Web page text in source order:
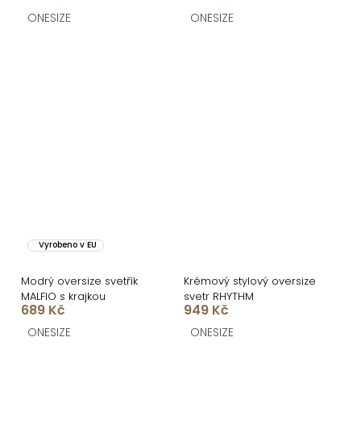
ONESIZE ONESIZE
Vyrobeno v EU
Modrý oversize svetřík
MALFIO s krajkou
689 Kč
ONESIZE
Krémový stylový oversize
svetr RHYTHM
949 Kč
ONESIZE